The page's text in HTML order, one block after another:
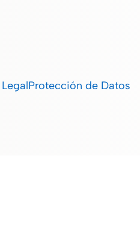
Protección de Datos